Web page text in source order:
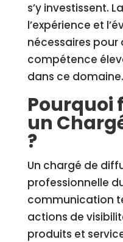
s’y investissent.
l’expérience et
nécessaires
compétence
dans ce domaine.
Pourquoi
un
?
Un chargé de
professionnelle
communication
actions de
produits et